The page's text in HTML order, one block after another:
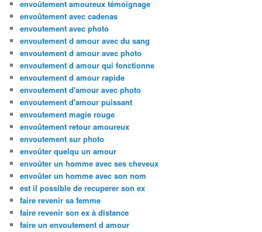
envoûtement amoureux témoignage
envoûtement avec cadenas
envoutement avec photo
envoutement d amour avec du sang
envoutement d amour avec photo
envoutement d amour qui fonctionne
envoutement d amour rapide
envoutement d'amour avec photo
envoutement d'amour puissant
envoutement magie rouge
envoûtement retour amoureux
envoutement sur photo
envoûter quelqu un amour
envoûter un homme avec ses cheveux
envoûter un homme avec son nom
est il possible de recuperer son ex
faire revenir sa femme
faire revenir son ex à distance
faire un envoutement d amour